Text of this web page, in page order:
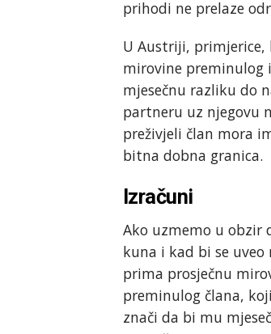
prihodi ne prelaze
U Austriji,
mirovine preminulog
mjesečnu razliku do
partneru uz njegovu
preživjeli član mora
bitna dobna granica.
Izračuni
Ako uzmemo u obzir
kuna i kad bi se
prima prosječnu
preminulog člana,
znači da bi mu